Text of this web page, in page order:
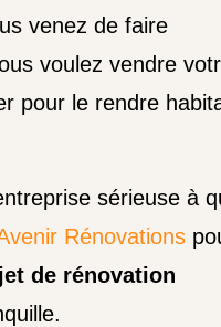
venez de faire
voulez vendre
pour le rendre
sérieuse à
Rénovations
de rénovation